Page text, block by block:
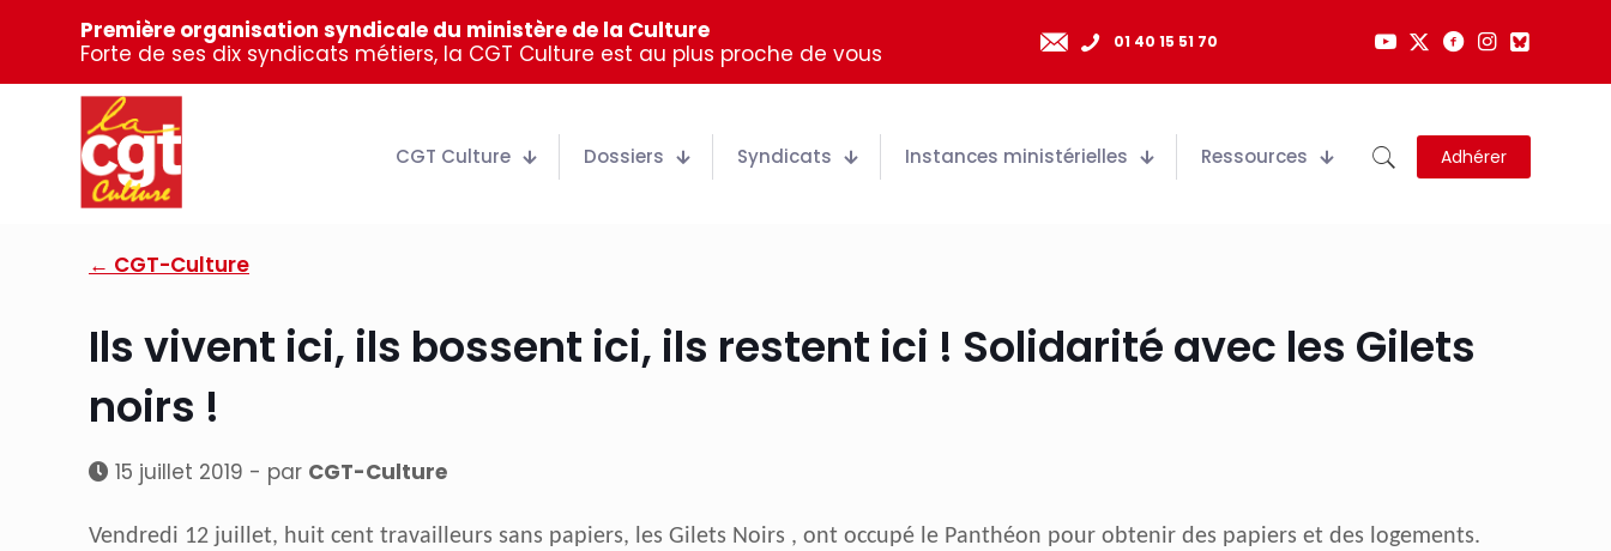
Première organisation syndicale du ministère de la Culture
Forte de ses dix syndicats métiers, la CGT Culture est au plus proche de vous
01 40 15 51 70
CGT Culture Dossiers Syndicats Instances ministérielles Ressources Adhérer
← CGT-Culture
Ils vivent ici, ils bossent ici, ils restent ici ! Solidarité avec les Gilets
noirs !
15 juillet 2019 - par CGT-Culture
Vendredi 12 juillet, huit cent travailleurs sans papiers, les Gilets Noirs , ont occupé le Panthéon pour obtenir des papiers et des logements.